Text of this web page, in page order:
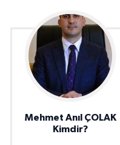
Mehmet Anıl ÇOLAK
Kimdir?